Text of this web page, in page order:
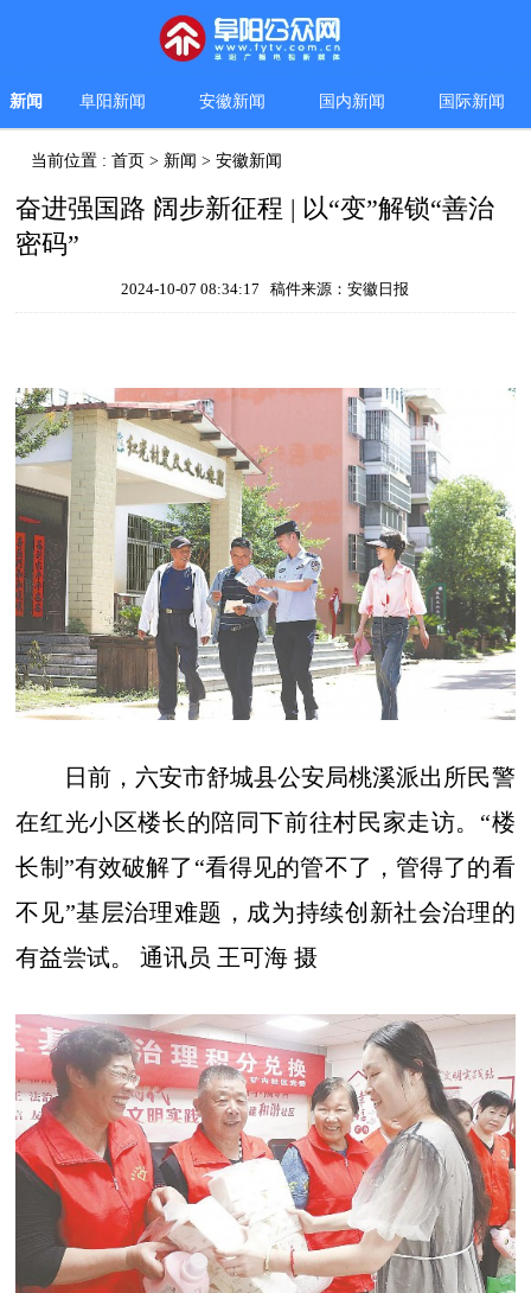
新闻 阜阳新闻 安徽新闻 国内新闻 国际新闻
当前位置 :首页 > 新闻 >安徽新闻
奋进强国路 阔步新征程 | 以“变”解锁“善治
密码”
2024-10-07 08:34:17 稿件来源：安徽日报
日前，六安市舒城县公安局桃溪派出所民警
在红光小区楼长的陪同下前往村民家走访。“楼
长制”有效破解了“看得见的管不了，管得了的看
不见”基层治理难题，成为持续创新社会治理的
有益尝试。 通讯员 王可海 摄